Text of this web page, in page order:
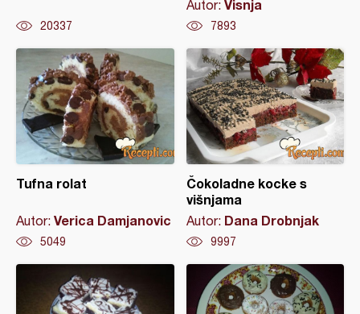
20337
Autor: Visnja
7893
Tufna rolat
Autor: Verica Damjanovic
5049
Čokoladne kocke s
višnjama
Autor: Dana Drobnjak
9997